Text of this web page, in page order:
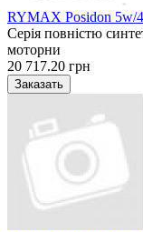
RYMAX Posidon 5w/
Серія повністю
моторни
20 717.20 грн